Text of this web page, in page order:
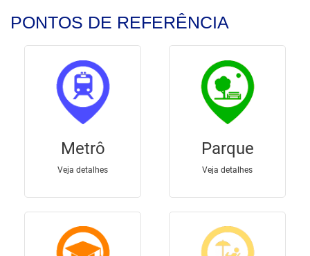
PONTOS DE REFERÊNCIA